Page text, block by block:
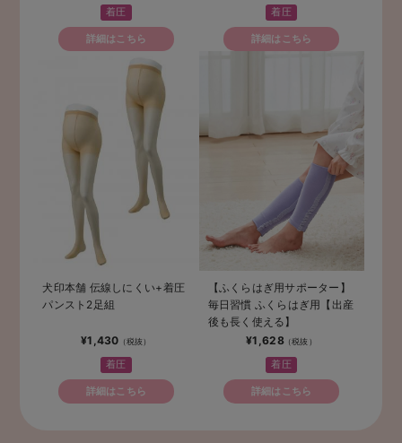
電子 日本製
着圧
詳細はこちら
コラボ 光電子 日本製
着圧
詳細はこちら
犬印本舗 伝線しにくい+着圧
パンスト2足組
¥1,430
着圧
詳細はこちら
【ふくらはぎ用サポーター】
毎日習慣 ふくらはぎ用【出産
後も長く使える】
¥1,628
着圧
詳細はこちら